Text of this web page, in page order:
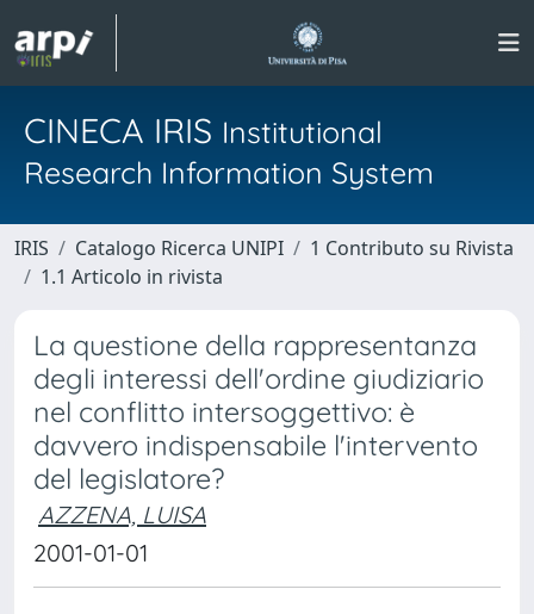
CINECA IRIS Institutional
Research Information System
IRIS Catalogo Ricerca UNIPI
1 Contributo su Rivista
1.1 Articolo in rivista
La questione della rappresentanza
degli interessi dell'ordine giudiziario
nel conflitto intersoggettivo: è
davvero indispensabile l'intervento
del legislatore?
AZZENA, LUISA
2001-01-01